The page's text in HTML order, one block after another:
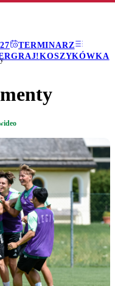
TERMINARZ
GRAJ!KOSZYKÓWKA